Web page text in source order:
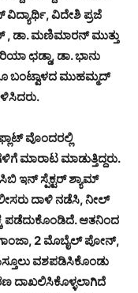
ವಿದೇಶಿ ಪ್ರಜೆ
ಡಾ. ಮಣಿಮಾರನ್ ಮುತ್ತು
ಛಡ್ಡಾ, ಡಾ. ಭಾನು
ಬಂಟ್ವಾಳದ ಮುಹಮ್ಮದ್
ವೊಂದರಲ್ಲಿ
ಮಾರಾಟ ಮಾಡುತ್ತಿದ್ದರು.
ಇನ್ ಸ್ಪೆಕ್ಟರ್ ಶ್ಯಾಮ್
ದಾಳಿ ನಡೆಸಿ, ನೀಲ್
ಪಡೆದುಕೊಂಡಿದೆ. ಆತನಿಂದ
2 ಮೊಬೈಲ್ ಪೋನ್,
ವಶಪಡಿಸಿಕೊಂಡು
ದಾಖಲಿಸಿಕೊಳ್ಳಲಾಗಿದೆ